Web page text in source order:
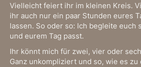
Vielleicht feiert ihr im kleinen Kreis.
ihr auch nur ein paar Stunden eures
lassen. So oder so: Ich begleite euch
und eurem Tag passt.
Ihr könnt mich für zwei, vier oder
Ganz unkompliziert und so, wie es zu